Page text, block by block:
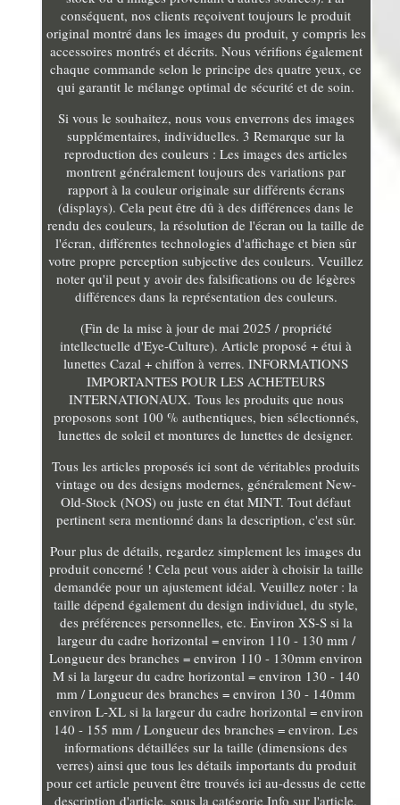
conséquent, nos clients reçoivent toujours le produit
original montré dans les images du produit, y compris les
accessoires montrés et décrits. Nous vérifions également
chaque commande selon le principe des quatre yeux, ce
qui garantit le mélange optimal de sécurité et de soin.
Si vous le souhaitez, nous vous enverrons des images
supplémentaires, individuelles. 3 Remarque sur la
reproduction des couleurs : Les images des articles
montrent généralement toujours des variations par
rapport à la couleur originale sur différents écrans
(displays). Cela peut être dû à des différences dans le
rendu des couleurs, la résolution de l'écran ou la taille de
l'écran, différentes technologies d'affichage et bien sûr
votre propre perception subjective des couleurs. Veuillez
noter qu'il peut y avoir des falsifications ou de légères
différences dans la représentation des couleurs.
(Fin de la mise à jour de mai 2025 / propriété
intellectuelle d'Eye-Culture). Article proposé + étui à
lunettes Cazal + chiffon à verres. INFORMATIONS
IMPORTANTES POUR LES ACHETEURS
INTERNATIONAUX. Tous les produits que nous
proposons sont 100 % authentiques, bien sélectionnés,
lunettes de soleil et montures de lunettes de designer.
Tous les articles proposés ici sont de véritables produits
vintage ou des designs modernes, généralement New-
Old-Stock (NOS) ou juste en état MINT. Tout défaut
pertinent sera mentionné dans la description, c'est sûr.
Pour plus de détails, regardez simplement les images du
produit concerné ! Cela peut vous aider à choisir la taille
demandée pour un ajustement idéal. Veuillez noter : la
taille dépend également du design individuel, du style,
des préférences personnelles, etc. Environ XS-S si la
largeur du cadre horizontal = environ 110 - 130 mm /
Longueur des branches = environ 110 - 130mm environ
M si la largeur du cadre horizontal = environ 130 - 140
mm / Longueur des branches = environ 130 - 140mm
environ L-XL si la largeur du cadre horizontal = environ
140 - 155 mm / Longueur des branches = environ. Les
informations détaillées sur la taille (dimensions des
verres) ainsi que tous les détails importants du produit
pour cet article peuvent être trouvés ici au-dessus de cette
description d'article, sous la catégorie Info sur l'article.